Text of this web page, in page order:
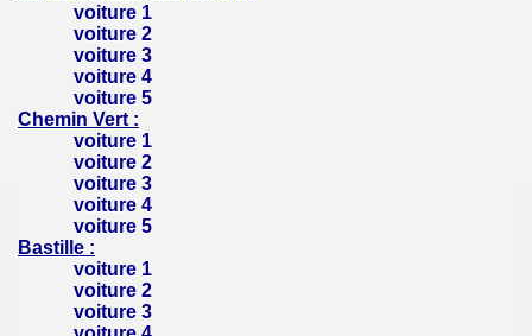
voiture 1
voiture 2
voiture 3
voiture 4
voiture 5
Chemin Vert :
voiture 1
voiture 2
voiture 3
voiture 4
voiture 5
Bastille :
voiture 1
voiture 2
voiture 3